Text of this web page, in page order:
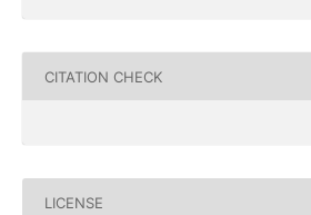
CITATION CHECK
LICENSE